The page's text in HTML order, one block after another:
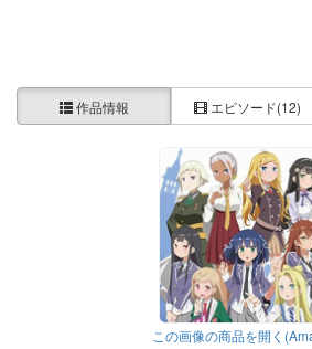
作品情報 エピソード(12)
この画像の商品を開く